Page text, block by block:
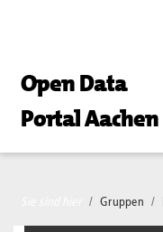
Open Data
Portal Aachen
Gruppen